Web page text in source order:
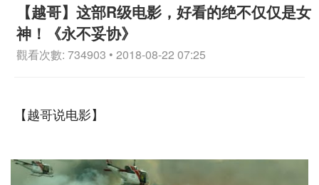
【越哥】这部R级电影，好看的绝不仅仅是女
神！《永不妥协》
觀看次數: 734903 • 2018-08-22 07:25
【越哥说电影】